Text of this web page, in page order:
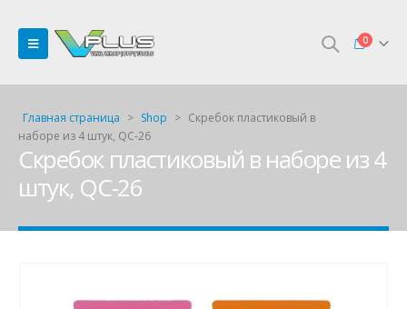
0
Главная страница > Shop > Скребок пластиковый в
наборе из 4 штук, QC-26
Скребок пластиковый в наборе из 4
штук, QC-26